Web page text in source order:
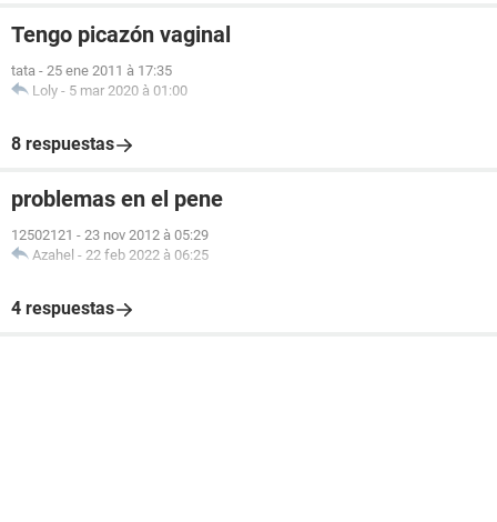
Tengo picazón vaginal
tata - 25 ene 2011 à 17:35
Loly - 5 mar 2020 à 01:00
8 respuestas
problemas en el pene
12502121 - 23 nov 2012 à 05:29
Azahel - 22 feb 2022 à 06:25
4 respuestas